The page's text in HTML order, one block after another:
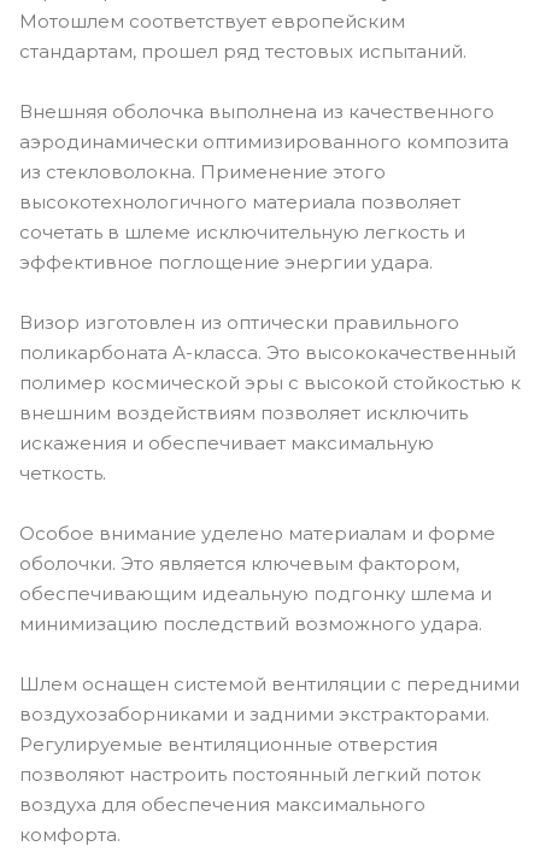
Мотошлем соответствует европейским
стандартам, прошел ряд тестовых испытаний.
Внешняя оболочка выполнена из качественного
аэродинамически оптимизированного композита
из стекловолокна. Применение этого
высокотехнологичного материала позволяет
сочетать в шлеме исключительную легкость и
эффективное поглощение энергии удара.
Визор изготовлен из оптически правильного
поликарбоната А-класса. Это высококачественный
полимер космической эры с высокой стойкостью к
внешним воздействиям позволяет исключить
искажения и обеспечивает максимальную
четкость.
Особое внимание уделено материалам и форме
оболочки. Это является ключевым фактором,
обеспечивающим идеальную подгонку шлема и
минимизацию последствий возможного удара.
Шлем оснащен системой вентиляции с передними
воздухозаборниками и задними экстракторами.
Регулируемые вентиляционные отверстия
позволяют настроить постоянный легкий поток
воздуха для обеспечения максимального
комфорта.